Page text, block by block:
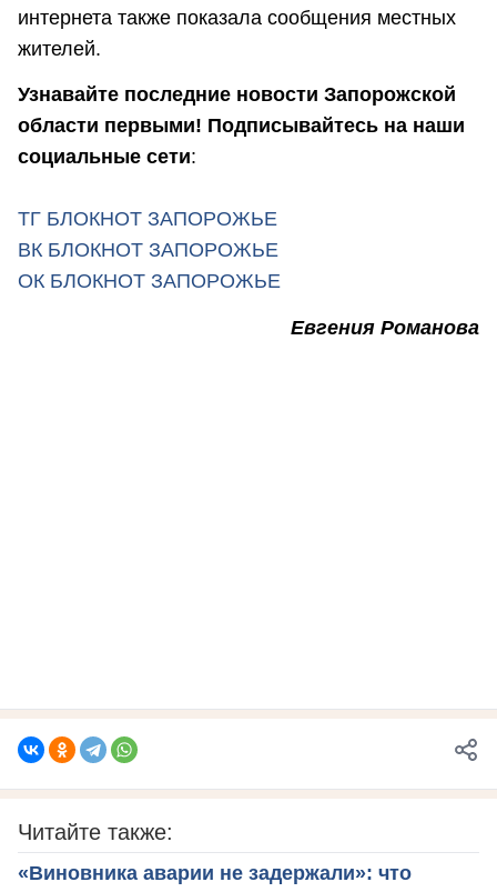
интернета также показала сообщения местных
жителей.
Узнавайте последние новости Запорожской
области первыми! Подписывайтесь на наши
социальные сети:
ТГ БЛОКНОТ ЗАПОРОЖЬЕ
ВК БЛОКНОТ ЗАПОРОЖЬЕ
ОК БЛОКНОТ ЗАПОРОЖЬЕ
Евгения Романова
Читайте также:
«Виновника аварии не задержали»: что